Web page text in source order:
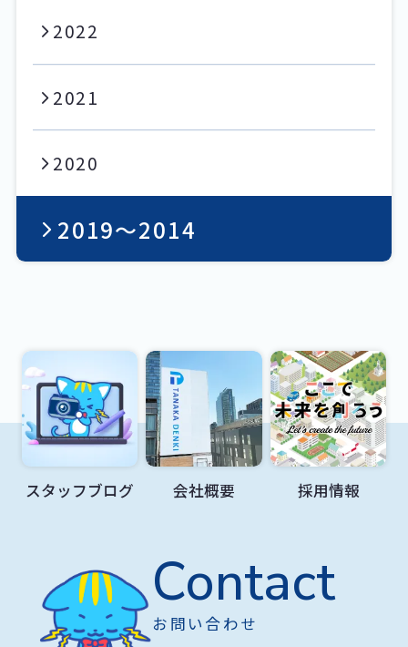
2022
2021
2020
2019〜2014
スタッフブログ 会社概要 採用情報
Contact
お問い合わせ